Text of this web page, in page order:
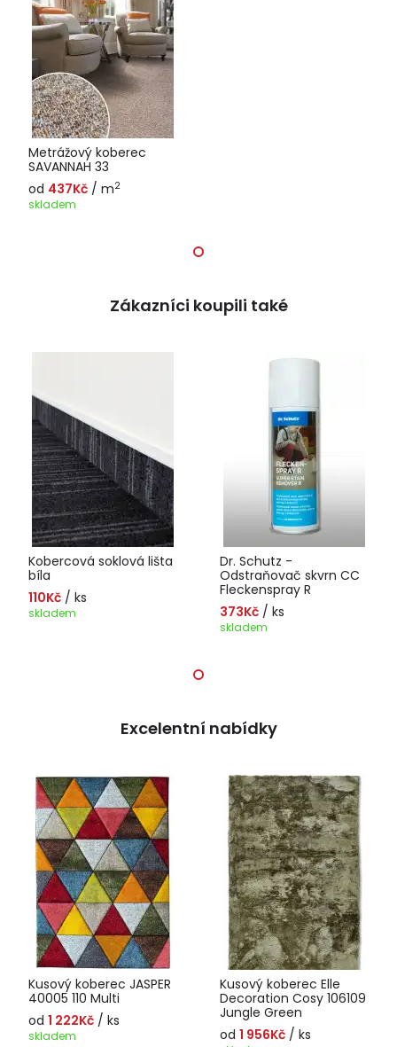
Metrážový koberec
SAVANNAH 33
od 437Kč / m2
skladem
Zákazníci koupili také
Kobercová soklová lišta
bíla
110Kč / ks
skladem
Dr. Schutz -
Odstraňovač skvrn CC
Fleckenspray R
373Kč / ks
skladem
Excelentní nabídky
Kusový koberec JASPER
40005 110 Multi
od 1 222Kč / ks
skladem
Kusový koberec Elle
Decoration Cosy 106109
Jungle Green
od 1 956Kč / ks